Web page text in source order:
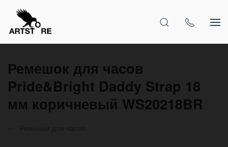
Ремешок для часов
Pride&Bright Daddy Strap 18
мм коричневый WS20218BR